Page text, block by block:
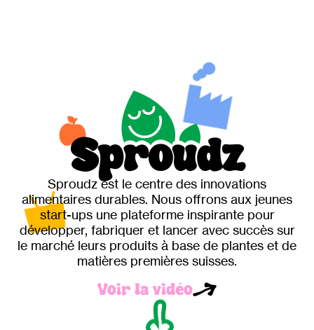
Sproudz
Sproudz est le centre des innovations
alimentaires durables. Nous offrons aux jeunes
start-ups une plateforme inspirante pour
développer, fabriquer et lancer avec succès sur
le marché leurs produits à base de plantes et de
matières premières suisses.
Voir la vidéo